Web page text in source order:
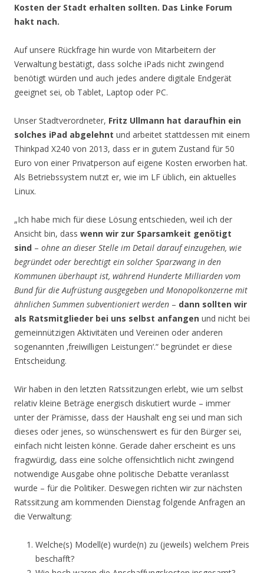
Kosten der Stadt erhalten sollten. Das Linke Forum
hakt nach.
Auf unsere Rückfrage hin wurde von Mitarbeitern der
Verwaltung bestätigt, dass solche iPads nicht zwingend
benötigt würden und auch jedes andere digitale Endgerät
geeignet sei, ob Tablet, Laptop oder PC.
Unser Stadtverordneter, Fritz Ullmann hat daraufhin ein
solches iPad abgelehnt und arbeitet stattdessen mit einem
Thinkpad X240 von 2013, dass er in gutem Zustand für 50
Euro von einer Privatperson auf eigene Kosten erworben hat.
Als Betriebssystem nutzt er, wie im LF üblich, ein aktuelles
Linux.
„Ich habe mich für diese Lösung entschieden, weil ich der
Ansicht bin, dass wenn wir zur Sparsamkeit genötigt
sind – ohne an dieser Stelle im Detail darauf einzugehen, wie
begründet oder berechtigt ein solcher Sparzwang in den
Kommunen überhaupt ist, während Hunderte Milliarden vom
Bund für die Aufrüstung ausgegeben und Monopolkonzerne mit
ähnlichen Summen subventioniert werden – dann sollten wir
als Ratsmitglieder bei uns selbst anfangen und nicht bei
gemeinnützigen Aktivitäten und Vereinen oder anderen
sogenannten ‚freiwilligen Leistungen‘.“ begründet er diese
Entscheidung.
Wir haben in den letzten Ratssitzungen erlebt, wie um selbst
relativ kleine Beträge energisch diskutiert wurde – immer
unter der Prämisse, dass der Haushalt eng sei und man sich
dieses oder jenes, so wünschenswert es für den Bürger sei,
einfach nicht leisten könne. Gerade daher erscheint es uns
fragwürdig, dass eine solche offensichtlich nicht zwingend
notwendige Ausgabe ohne politische Debatte veranlasst
wurde – für die Politiker. Deswegen richten wir zur nächsten
Ratssitzung am kommenden Dienstag folgende Anfragen an
die Verwaltung:
Welche(s) Modell(e) wurde(n) zu (jeweils) welchem Preis
beschafft?